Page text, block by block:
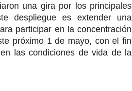
una gira por los principales
despliegue es extender una
participar en la concentración
próximo 1 de mayo, con el fin
las condiciones de vida de la